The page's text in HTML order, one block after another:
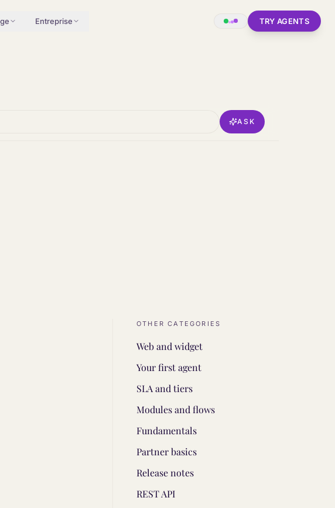
Entreprise TRY AGENTS
ASK
OTHER CATEGORIES
Web and widget
Your first agent
SLA and tiers
Modules and flows
Fundamentals
Partner basics
Release notes
REST API